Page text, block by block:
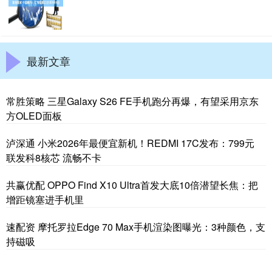
最新文章
常胜策略 三星Galaxy S26 FE手机跑分再爆，有望采用京东
方OLED面板
泸深通 小米2026年最便宜新机！REDMI 17C发布：799元
联发科8核芯 流畅不卡
共赢优配 OPPO Find X10 Ultra首发大底10倍潜望长焦：把
增距镜塞进手机里
速配资 摩托罗拉Edge 70 Max手机渲染图曝光：3种颜色，支
持磁吸